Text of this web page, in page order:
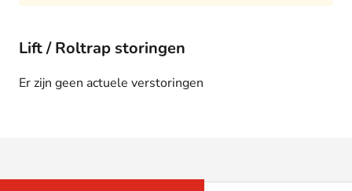
Lift / Roltrap storingen
Er zijn geen actuele verstoringen